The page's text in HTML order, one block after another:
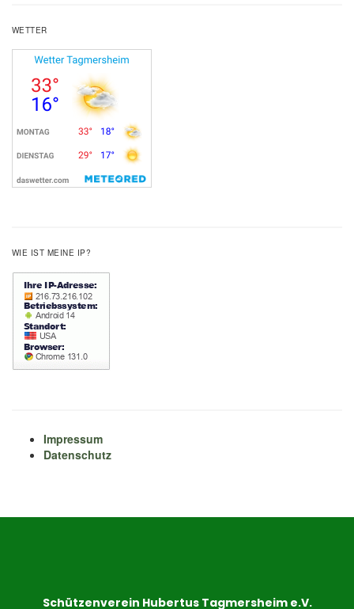
WETTER
WIE IST MEINE IP?
Impressum
Datenschutz
Schützenverein Hubertus Tagmersheim e.V.